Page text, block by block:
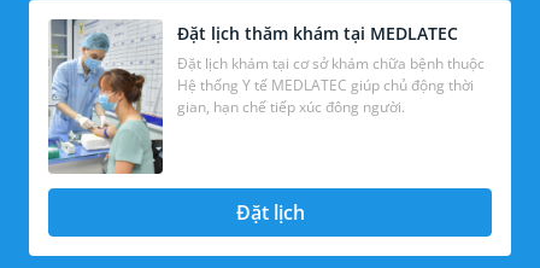
Đặt lịch thăm khám tại MEDLATEC
Đặt lịch khám tại cơ sở khám chữa bệnh thuộc
Hệ thống Y tế MEDLATEC giúp chủ động thời
gian, hạn chế tiếp xúc đông người.
Đặt lịch